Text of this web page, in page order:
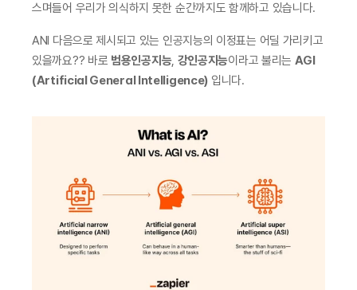
스며들어 우리가 의식하지 못한 순간까지도 함께하고 있습니다.
ANI 다음으로 제시되고 있는 인공지능의 이정표는 어딜 가리키고
있을까요?? 바로 범용인공지능, 강인공지능이라고 불리는 AGI
(Artificial General Intelligence) 입니다.